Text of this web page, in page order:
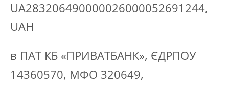
UA283206490000026000052691244,
UAH
в ПАТ КБ «ПРИВАТБАНК», ЄДРПОУ
14360570, МФО 320649,